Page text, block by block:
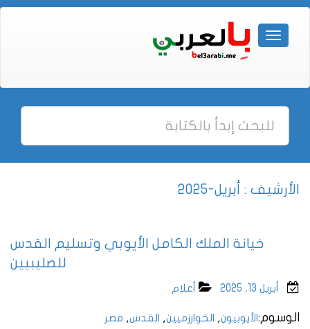
الأرشيف : أبريل-2025
خيانة الملك الكامل الأيوبي وتسليم القدس
للصليبيين
أبريل 13, 2025 أعلام
الوسوم: الأيوبيون, الخوارزميين, القدس, مصر